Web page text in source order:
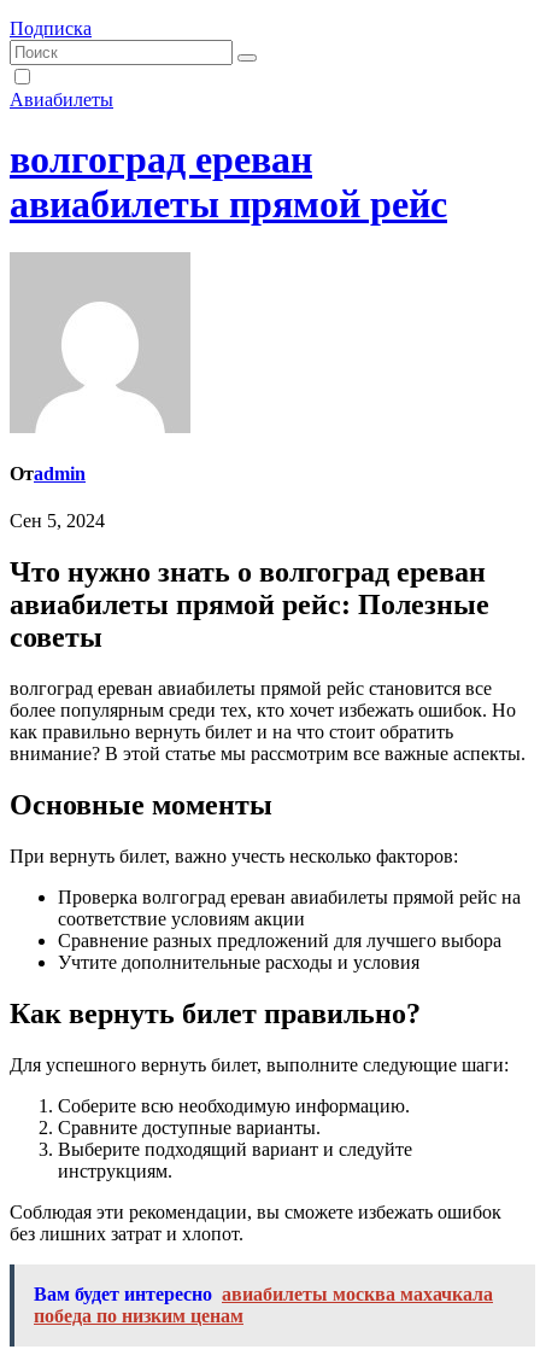
Подписка
Авиабилеты
волгоград ереван
авиабилеты прямой рейс
Отadmin
Сен 5, 2024
Что нужно знать о волгоград ереван
авиабилеты прямой рейс: Полезные
советы
волгоград ереван авиабилеты прямой рейс становится все
более популярным среди тех, кто хочет избежать ошибок. Но
как правильно вернуть билет и на что стоит обратить
внимание? В этой статье мы рассмотрим все важные аспекты.
Основные моменты
При вернуть билет, важно учесть несколько факторов:
Проверка волгоград ереван авиабилеты прямой рейс на
соответствие условиям акции
Сравнение разных предложений для лучшего выбора
Учтите дополнительные расходы и условия
Как вернуть билет правильно?
Для успешного вернуть билет, выполните следующие шаги:
Соберите всю необходимую информацию.
Сравните доступные варианты.
Выберите подходящий вариант и следуйте
инструкциям.
Соблюдая эти рекомендации, вы сможете избежать ошибок
без лишних затрат и хлопот.
Вам будет интересно авиабилеты москва махачкала
победа по низким ценам